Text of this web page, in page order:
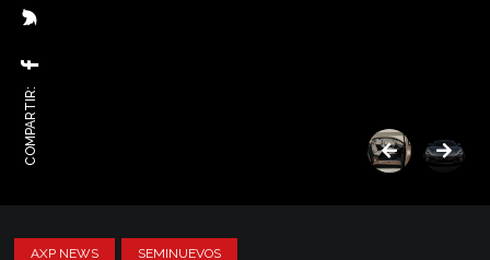
COMPARTIR:
AXP NEWS SEMINUEVOS